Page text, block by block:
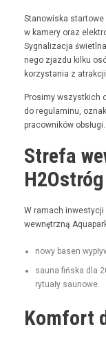
Stanowiska
w kamery oraz
Syg­nal­iza­c­ja
nego zjaz­du kilku
korzys­ta­nia z
Prosimy wszys­t­kich
do reg­u­laminu,
pra­cown­ików obsługi.
Strefa
H2Ostróg
W ramach
wewnętrzną
nowy basen
sauna fińs­ka dla
rytu­ały saunowe.
Komfort